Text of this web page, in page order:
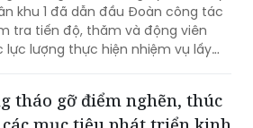
hài cốt liệt sĩ tại xã Bắc Lũng (Bắc
tháo gỡ điểm nghẽn, thúc